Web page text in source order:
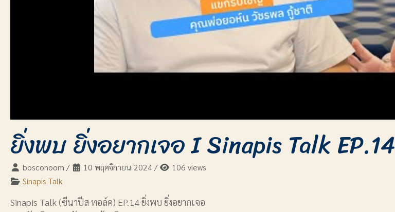
ยิ่งพบ ยิ่งอยากเจอ I Sinapis Talk EP.14
bosconoom / 10 พฤศจิกายน 2024/
106 views
Sinapis Talk
Sinapis Talk (ซีนาปีส ทอล์ค) EP.14 ยิ่งพบ ยิ่งอยากเจอ